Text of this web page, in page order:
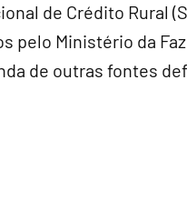
de Crédito Rural
pelo Ministério da
de outras fontes